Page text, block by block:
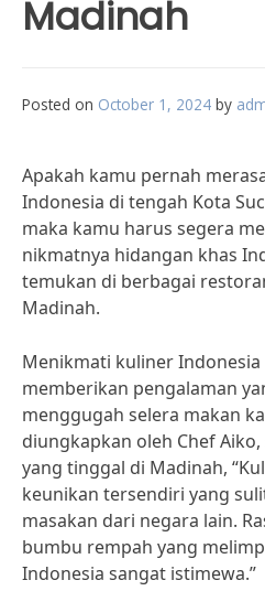
Madinah
Posted on October 1, 2024 by
Apakah kamu pernah
Indonesia di tengah Kota
maka kamu harus segera
nikmatnya hidangan khas
temukan di berbagai
Madinah.
Menikmati kuliner
memberikan pengalaman
menggugah selera makan
diungkapkan oleh Chef
yang tinggal di Madinah,
keunikan tersendiri yang
masakan dari negara lain.
bumbu rempah yang
Indonesia sangat istimewa.”